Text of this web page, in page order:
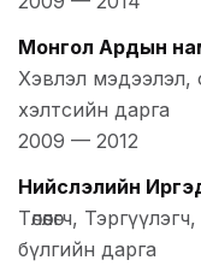
Монгол Ардын
Хэвлэл мэдээлэл,
хэлтсийн дарга
2009 — 2012
Нийслэлийн
Төлөөлөгч,
бүлгийн дарга